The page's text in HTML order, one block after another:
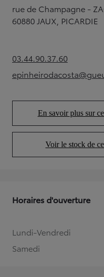
rue de Champagne -
60880 JAUX, PICARDIE
03.44.90.37.60
(Opens in new
(Opens
En savoir plus sur
Voir le stock de
Horaires d'ouverture
Lundi-Vendredi
Samedi